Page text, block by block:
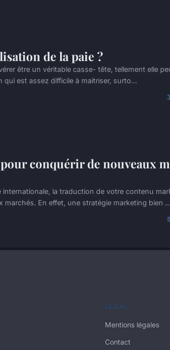
de la paie ?
être un véritable casse- tête, tellement elle
est assez difficile à maitriser, surto...
conquérir de nouveaux
la traduction de votre contenu
En effet, une stratégie marketing bien ...
LÉGAL
Mentions légales
Contact